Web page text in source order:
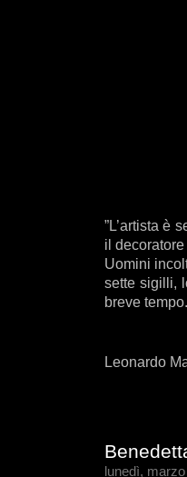
‎”L’artista è
il
Uomini
sette sigilli,
breve
Leonardo
lunedì,